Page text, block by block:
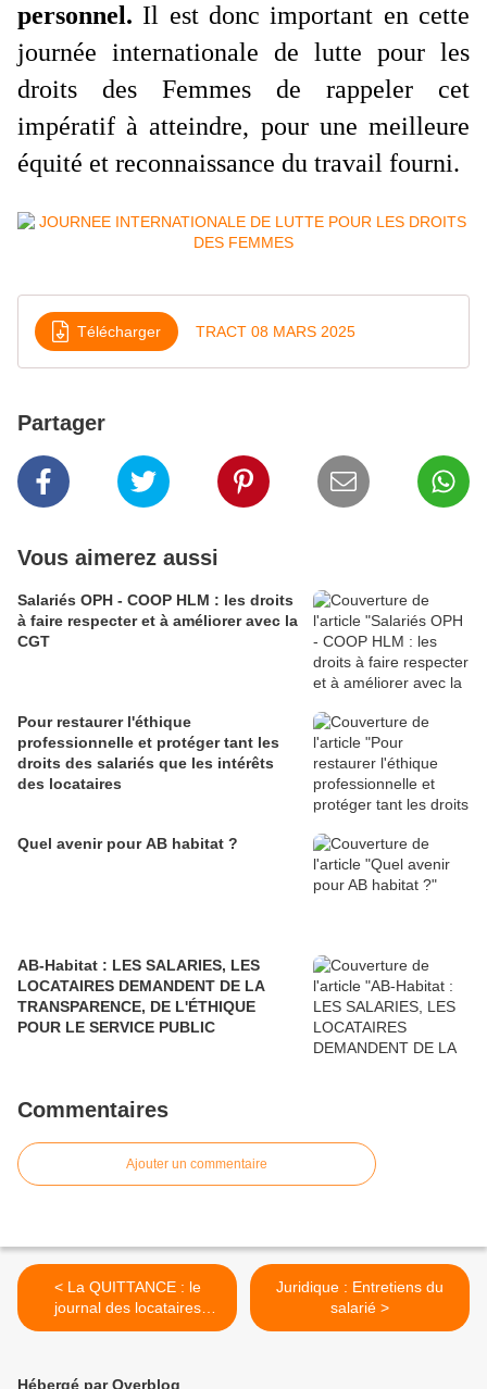
personnel. Il est donc important en cette
journée internationale de lutte pour les
droits des Femmes de rappeler cet
impératif à atteindre, pour une meilleure
équité et reconnaissance du travail fourni.
Télécharger TRACT 08 MARS 2025
Partager
Vous aimerez aussi
Salariés OPH - COOP HLM : les droits
à faire respecter et à améliorer avec la
CGT
Pour restaurer l'éthique
professionnelle et protéger tant les
droits des salariés que les intérêts
des locataires
Quel avenir pour AB habitat ?
AB-Habitat : LES SALARIES, LES
LOCATAIRES DEMANDENT DE LA
TRANSPARENCE, DE L'ÉTHIQUE
POUR LE SERVICE PUBLIC
Commentaires
Ajouter un commentaire
< La QUITTANCE : le
journal des locataires
Indecosa C.G.T.
Juridique : Entretiens du
salarié >
Hébergé par Overblog